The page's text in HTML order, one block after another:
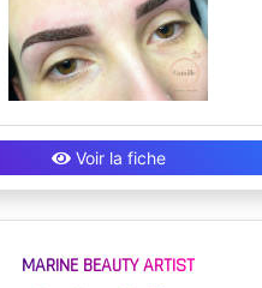
Voir la fiche
MARINE BEAUTY ARTIST